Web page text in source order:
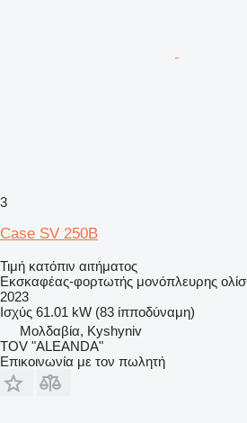
3
Case SV 250B
Τιμή κατόπιν αιτήματος
Εκσκαφέας-φορτωτής μονόπλευρης
2023
Ισχύς 61.01 kW (83 ίπποδύναμη)
Μολδαβία, Kyshyniv
TOV "ALEANDA"
Επικοινωνία με τον πωλητή